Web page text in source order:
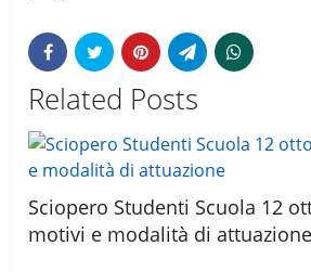
Related Posts
Sciopero Studenti Scuola 12
motivi e modalità di attuazione